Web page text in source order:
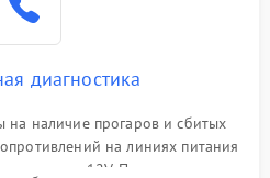
диагностика
на наличие прогаров и сбитых
на линиях питания
разъемах 12V. Проверка на